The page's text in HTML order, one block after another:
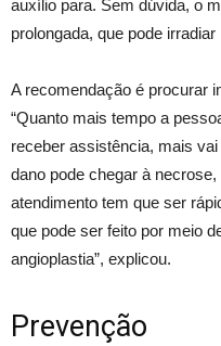
auxílio para. Sem dúvida, o
prolongada, que pode
A recomendação é procurar
“Quanto mais tempo a
receber assistência, mais
dano pode chegar à necrose,
atendimento tem que ser
que pode ser feito por meio
angioplastia”, explicou.
Prevenção